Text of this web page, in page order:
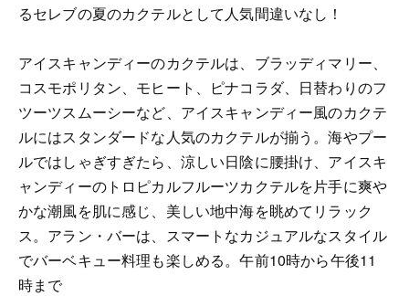
るセレブの夏のカクテルとして人気間違いなし！
アイスキャンディーのカクテルは、ブラッディマリー、
コスモポリタン、モヒート、ピナコラダ、日替わりのフ
ツーツスムーシーなど、アイスキャンディー風のカクテ
ルにはスタンダードな人気のカクテルが揃う。海やプー
ルではしゃぎすぎたら、涼しい日陰に腰掛け、アイスキ
ャンディーのトロピカルフルーツカクテルを片手に爽や
かな潮風を肌に感じ、美しい地中海を眺めてリラック
ス。アラン・バーは、スマートなカジュアルなスタイル
でバーベキュー料理も楽しめる。午前10時から午後11
時まで